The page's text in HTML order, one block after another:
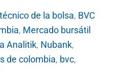
de la bolsa, BVC
, Mercado bursátil
Analitik, Nubank,
de colombia, bvc,